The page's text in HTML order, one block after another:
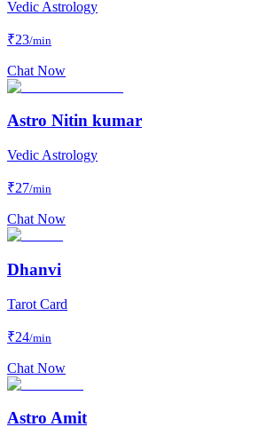
Vedic Astrology
₹23/min
Chat Now
Astro Nitin kumar
Vedic Astrology
₹27/min
Chat Now
Dhanvi
Tarot Card
₹24/min
Chat Now
Astro Amit